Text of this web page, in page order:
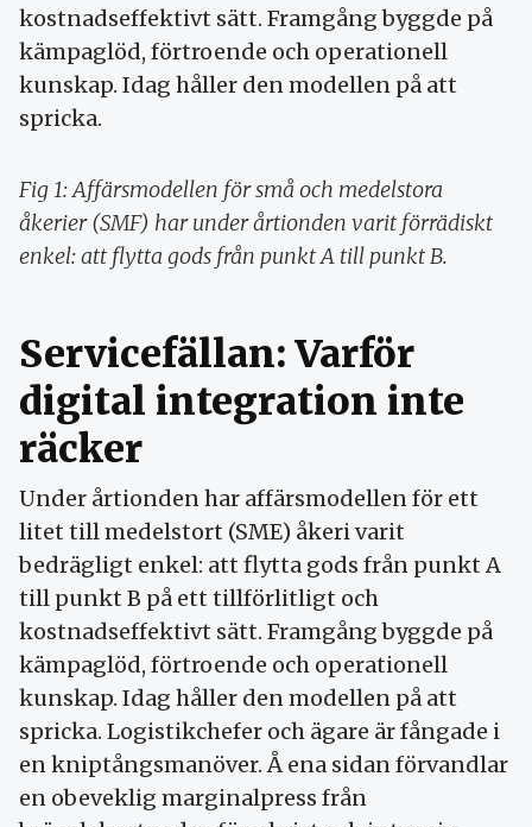
kostnadseffektivt sätt. Framgång byggde på
kämpaglöd, förtroende och operationell
kunskap. Idag håller den modellen på att
spricka.
Fig 1: Affärsmodellen för små och medelstora
åkerier (SMF) har under årtionden varit förrädiskt
enkel: att flytta gods från punkt A till punkt B.
Servicefällan: Varför
digital integration inte
räcker
Under årtionden har affärsmodellen för ett
litet till medelstort (SME) åkeri varit
bedrägligt enkel: att flytta gods från punkt A
till punkt B på ett tillförlitligt och
kostnadseffektivt sätt. Framgång byggde på
kämpaglöd, förtroende och operationell
kunskap. Idag håller den modellen på att
spricka. Logistikchefer och ägare är fångade i
en kniptångsmanöver. Å ena sidan förvandlar
en obeveklig marginalpress från